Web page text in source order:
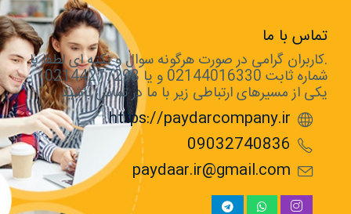
تماس با ما
.کاربران گرامی در صورت هرگونه سوال و نکته ای لطفا با
شماره ثابت 02144016330 و یا 02144277298
یکی از مسیرهای ارتباطی زیر با ما در تماس باشید
https://paydarcompany.ir
09032740836
paydaar.ir@gmail.com